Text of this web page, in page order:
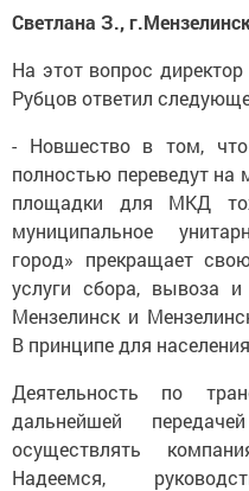
Светлана З.,
На этот вопрос
Рубцов ответил
- Новшество в том,
полностью переведут
площадки для МКД
муниципальное
город» прекращает
услуги сбора, вывоза
Мензелинск и
В принципе для
Деятельность по
дальнейшей
осуществлять
Надеемся,